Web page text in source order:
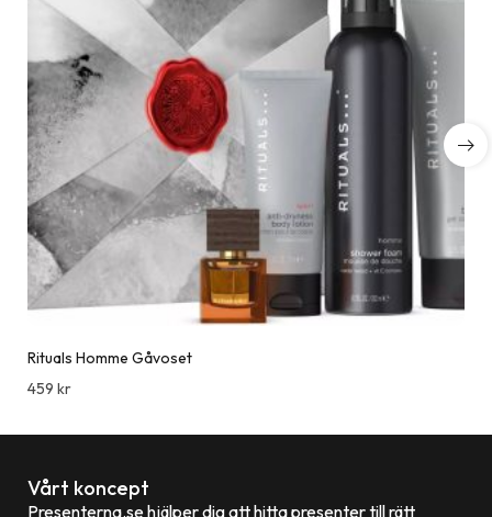
Rituals Homme Gåvoset
459 kr
Vårt koncept
Presenterna.se hjälper dig att hitta presenter till rätt